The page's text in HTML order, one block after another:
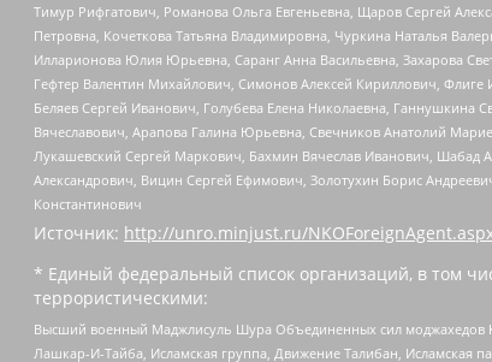
Тимур Рифгатович, Романова Ольга Евгеньевна, Щаров Сергей
Петровна, Кочеткова Татьяна Владимировна, Чуркина Наталья
Илларионова Юлия Юрьевна, Саранг Анна Васильевна, Захарова
Гефтер Валентин Михайлович, Симонов Алексей Кириллович,
Беляев Сергей Иванович, Голубева Елена Николаевна, Ганнушкина
Вячеславович, Арапова Галина Юрьевна, Свечников Анатолий
Лукашевский Сергей Маркович, Бахмин Вячеслав Иванович, Шабад
Александрович, Вицин Сергей Ефимович, Золотухин Борис
Константинович
Источник: http://unro.minjust.ru/
* Единый федеральный список организаций, в том
террористическими:
Высший военный Маджлисуль Шура Объединенных сил моджахедов
Лашкар-И-Тайба, Исламская группа, Движение Талибан, Исламская